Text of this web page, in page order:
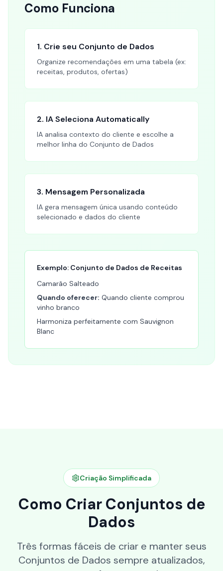
Como Funciona
1. Crie seu Conjunto de Dados
Organize recomendações em uma tabela (ex:
receitas, produtos, ofertas)
2. IA Seleciona Automatically
IA analisa contexto do cliente e escolhe a
melhor linha do Conjunto de Dados
3. Mensagem Personalizada
IA gera mensagem única usando conteúdo
selecionado e dados do cliente
Exemplo: Conjunto de Dados de Receitas
Camarão Salteado
Quando oferecer: Quando cliente comprou
vinho branco
Harmoniza perfeitamente com Sauvignon
Blanc
Criação Simplificada
Como Criar Conjuntos de
Dados
Três formas fáceis de criar e manter seus
Conjuntos de Dados sempre atualizados,